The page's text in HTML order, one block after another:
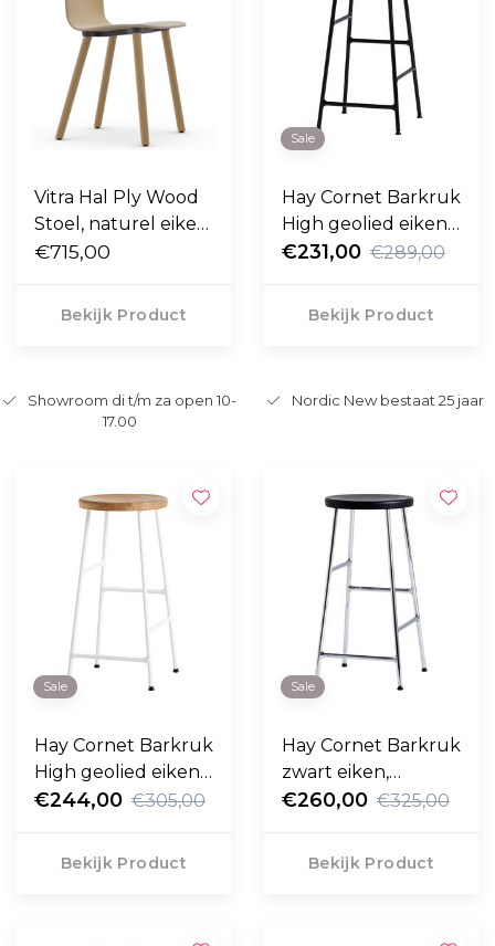
Vitra Hal Ply Wood
Stoel, naturel eiken
poten
€715,00
Bekijk Product
Sale
Hay Cornet Barkruk
High geolied eiken,
soft black frame
€231,00 €289,00
Bekijk Product
Showroom di t/m za open 10-
17.00
Nordic New bestaat 25 jaar
Sale
Hay Cornet Barkruk
High geolied eiken,
cream white frame
€244,00 €305,00
Bekijk Product
Sale
Hay Cornet Barkruk
zwart eiken,
chroom frame 75cm
€260,00 €325,00
Bekijk Product